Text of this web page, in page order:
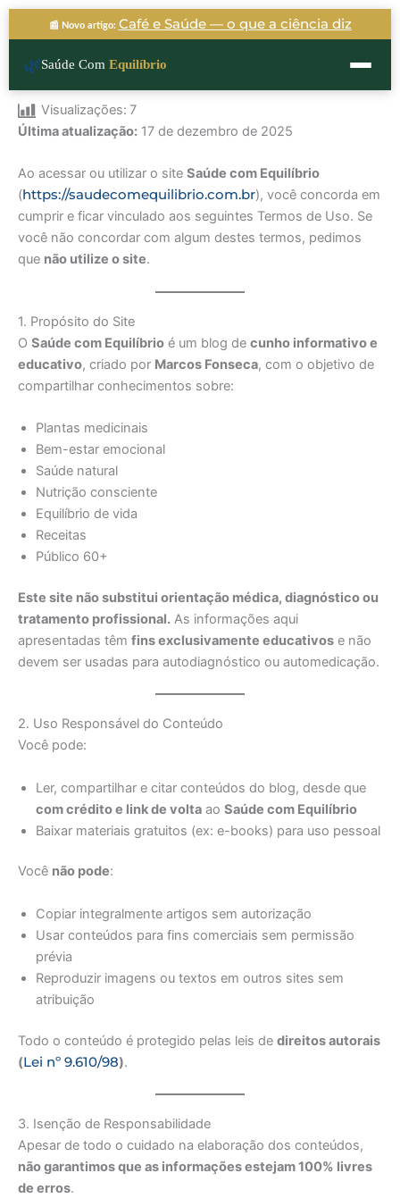
conteúdo
📰 Novo artigo: Café e Saúde — o que a ciência diz
🌿Saúde Com Equilíbrio
Visualizações: 7
Última atualização: 17 de dezembro de 2025
Ao acessar ou utilizar o site Saúde com Equilíbrio
(https://saudecomequilibrio.com.br), você concorda em
cumprir e ficar vinculado aos seguintes Termos de Uso. Se
você não concordar com algum destes termos, pedimos
que não utilize o site.
1. Propósito do Site
O Saúde com Equilíbrio é um blog de cunho informativo e
educativo, criado por Marcos Fonseca, com o objetivo de
compartilhar conhecimentos sobre:
Plantas medicinais
Bem-estar emocional
Saúde natural
Nutrição consciente
Equilíbrio de vida
Receitas
Público 60+
Este site não substitui orientação médica, diagnóstico ou
tratamento profissional. As informações aqui
apresentadas têm fins exclusivamente educativos e não
devem ser usadas para autodiagnóstico ou automedicação.
2. Uso Responsável do Conteúdo
Você pode:
Ler, compartilhar e citar conteúdos do blog, desde que
com crédito e link de volta ao Saúde com Equilíbrio
Baixar materiais gratuitos (ex: e-books) para uso pessoal
Você não pode:
Copiar integralmente artigos sem autorização
Usar conteúdos para fins comerciais sem permissão
prévia
Reproduzir imagens ou textos em outros sites sem
atribuição
Todo o conteúdo é protegido pelas leis de direitos autorais
(Lei nº 9.610/98).
3. Isenção de Responsabilidade
Apesar de todo o cuidado na elaboração dos conteúdos,
não garantimos que as informações estejam 100% livres
de erros.